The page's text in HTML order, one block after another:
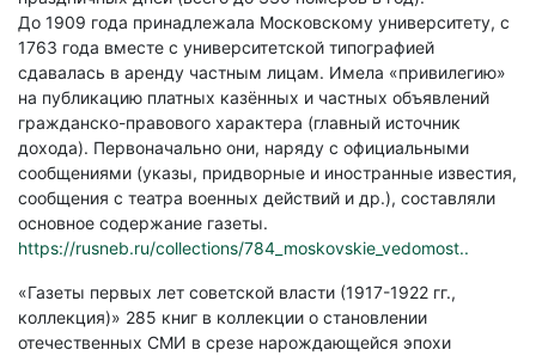
До 1909 года принадлежала Московскому университету, с
1763 года вместе с университетской типографией
сдавалась в аренду частным лицам. Имела «привилегию»
на публикацию платных казённых и частных объявлений
гражданско-правового характера (главный источник
дохода). Первоначально они, наряду с официальными
сообщениями (указы, придворные и иностранные известия,
сообщения с театра военных действий и др.), составляли
основное содержание газеты.
https://rusneb.ru/collections/784_moskovskie_vedomost..
«Газеты первых лет советской власти (1917-1922 гг.,
коллекция)» 285 книг в коллекции о становлении
отечественных СМИ в срезе нарождающейся эпохи